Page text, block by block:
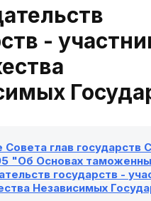
-
глав государств
"Об Основах
государств -
Независимых